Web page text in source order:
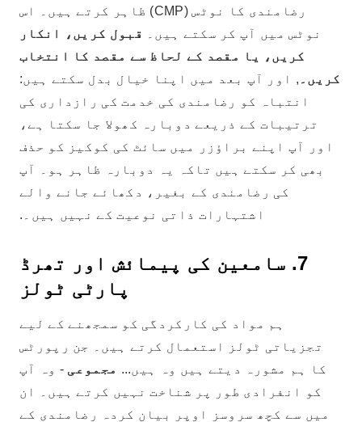
رضامندی کا نوٹس (CMP) ظاہر کرتے ہیں۔ اس
نوٹس میں آپ کر سکتے ہیں۔
قبول کریں، انکار
کریں، یا مقصد کے لحاظ سے مقصد کا انتخاب
کریں۔ , اور آپ بعد میں اپنا خیال بدل سکتے ہیں:
انتباہ کو رضامندی کی خدمت کی رازداری کی
ترتیبات کے ذریعے دوبارہ کھولا جا سکتا ہے،
اور آپ اپنے براؤزر میں سائٹ کی کوکیز کو حذف
بھی کر سکتے ہیں تاکہ یہ دوبارہ ظاہر ہو۔ آپ
کی رضامندی کے بغیر، دکھائے جانے والے
اشتہارات ذاتی نوعیت کے نہیں ہیں۔.
7. سامعین کی پیمائش اور تھرڈ
پارٹی ٹولز
ہم مواد کی کارکردگی کو سمجھنے کے لیے
تجزیاتی ٹولز استعمال کرتے ہیں۔ جن رپورٹس
کا ہم مشورہ دیتے ہیں وہ ہیں... مجموعی - وہ آپ
کو انفرادی طور پر شناخت نہیں کرتے ہیں۔ ان
میں سے کچھ سروسز اوپر بیان کردہ رضامندی کے